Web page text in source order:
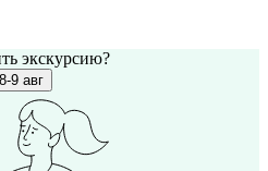
экскурсию?
9 авг